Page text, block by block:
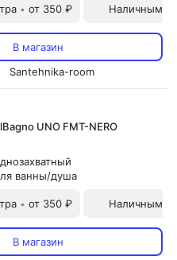
• от 350 ₽ Наличными
В магазин
Santehnika-room
UNO FMT-NERO
ванны/душа
• от 350 ₽ Наличными
В магазин